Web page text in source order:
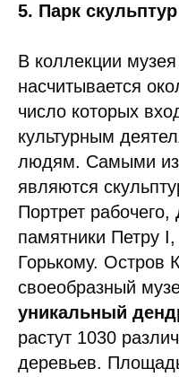
5. Парк
В коллекции
насчитывается
число которых
культурным
людям. Самыми
являются
Портрет
памятники Петру
Горькому. Остров
своеобразный
уникальный
растут 1030
деревьев.